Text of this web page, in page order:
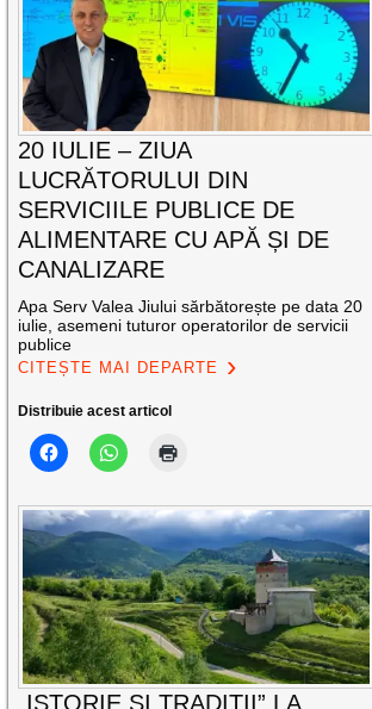
20 IULIE – ZIUA
LUCRĂTORULUI DIN
SERVICIILE PUBLICE DE
ALIMENTARE CU APĂ ȘI DE
CANALIZARE
Apa Serv Valea Jiului sărbătorește pe data 20
iulie, asemeni tuturor operatorilor de servicii
publice
CITEȘTE MAI DEPARTE
Distribuie acest articol
„ISTORIE ȘI TRADIȚII” LA